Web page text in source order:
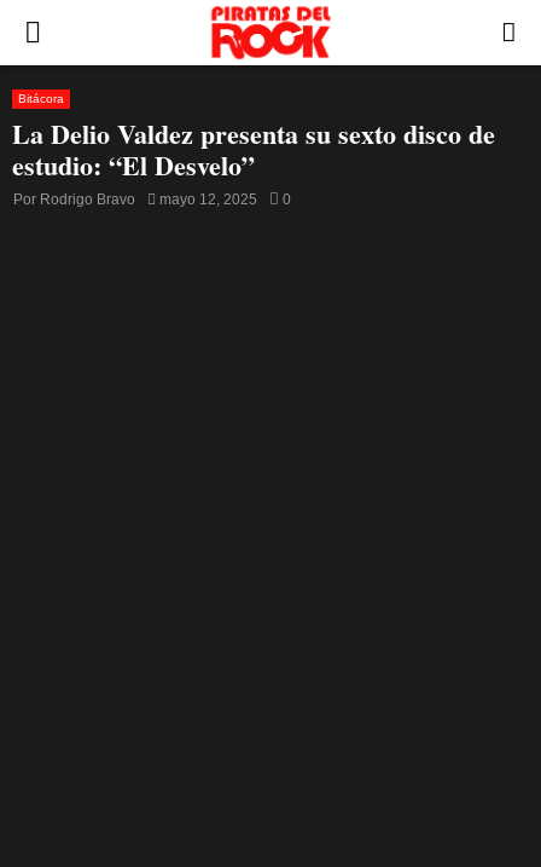
PRIMARY
MENU
Bitácora
La Delio Valdez presenta su sexto disco de
estudio: “El Desvelo”
Por Rodrigo Bravo mayo 12, 2025 0